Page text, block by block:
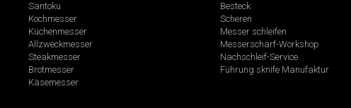
Santoku
Kochmesser
Küchenmesser
Allzweckmesser
Steakmesser
Brotmesser
Käsemesser
Besteck
Scheren
Messer schleifen
Messerschärf-Workshop
Nachschleif-Service
Führung sknife Manufaktur